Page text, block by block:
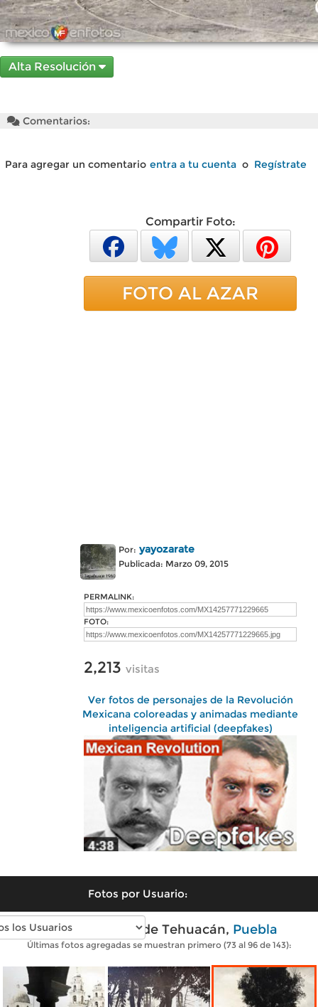
Alta Resolución
Comentarios:
Para agregar un comentario entra a tu cuenta o Regístrate
Compartir Foto:
FOTO AL AZAR
Por: yayozarate
Publicada: Marzo 09, 2015
PERMALINK:
FOTO:
2,213 visitas
Ver fotos de personajes de la Revolución
Mexicana coloreadas y animadas mediante
inteligencia artificial (deepfakes)
Fotos por Usuario:
Fotos antiguas de Tehuacán, Puebla
Últimas fotos agregadas se muestran primero (73 al 96 de 143):